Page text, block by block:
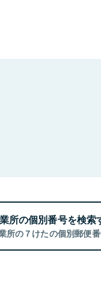
所の個別番号を検索
所の７けたの個別郵便番